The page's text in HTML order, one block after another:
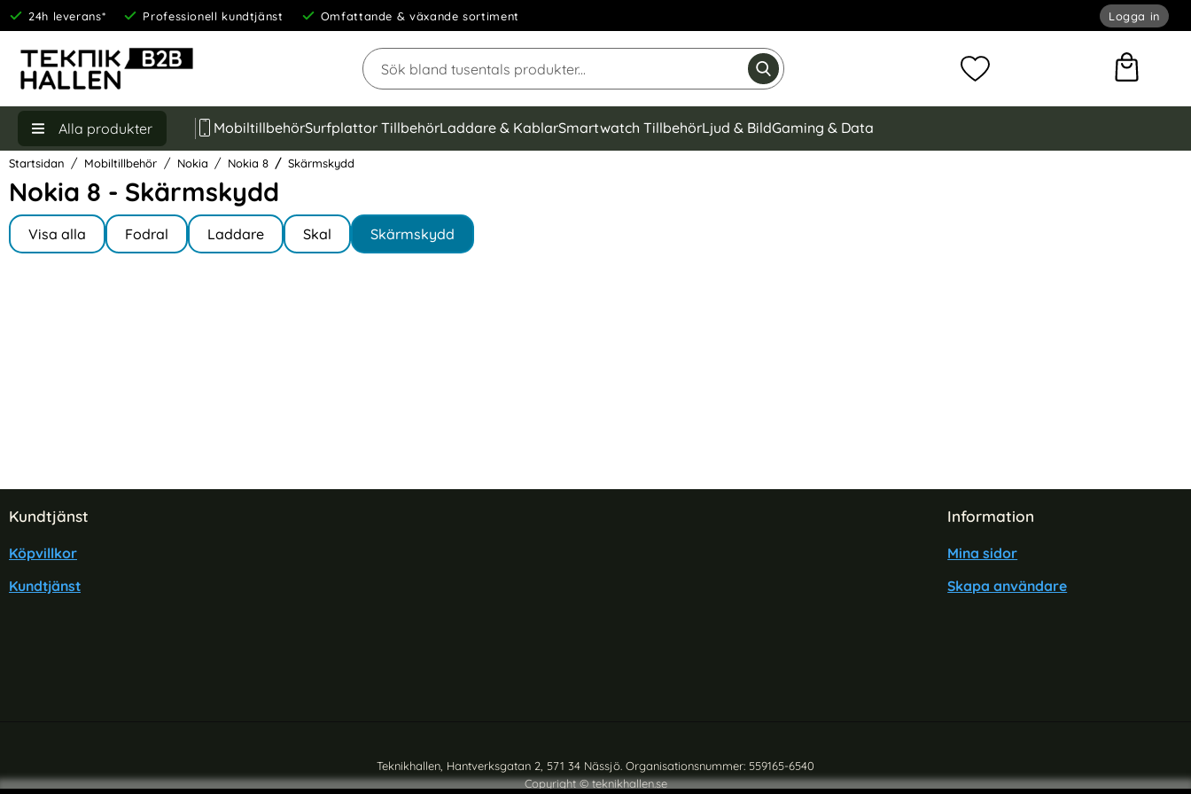
24h leverans* Professionell kundtjänst Omfattande & växande sortiment Logga in
Sök
Sök på Narse Group AB Genomför sökning Mina favoriter
Alla produkter MobiltillbehörSurfplattor TillbehörLaddare & KablarSmartwatch TillbehörLjud & BildGaming & Data
Startsidan Mobiltillbehör Nokia Nokia 8 Skärmskydd
Nokia 8 - Skärmskydd
Hoppa
produkter
Underkategorier
Visa alla
I Nokia 8 Fodral Laddare Skal Skärmskydd
Sidfot Blandad info och länkar
Kundtjänst
Köpvillkor
Kundtjänst
Information
Mina sidor
Skapa användare
Teknikhallen, Hantverksgatan 2, 571 34 Nässjö. Organisationsnummer: 559165-6540
Copyright © teknikhallen.se